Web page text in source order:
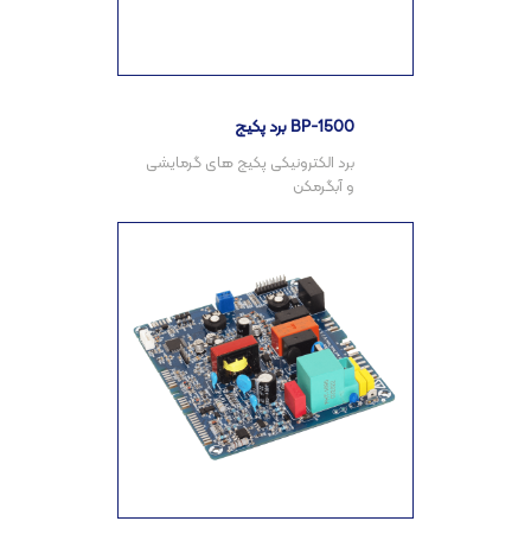
برد پکیج BP-1500
برد الکترونیکی پکیج های گرمایشی